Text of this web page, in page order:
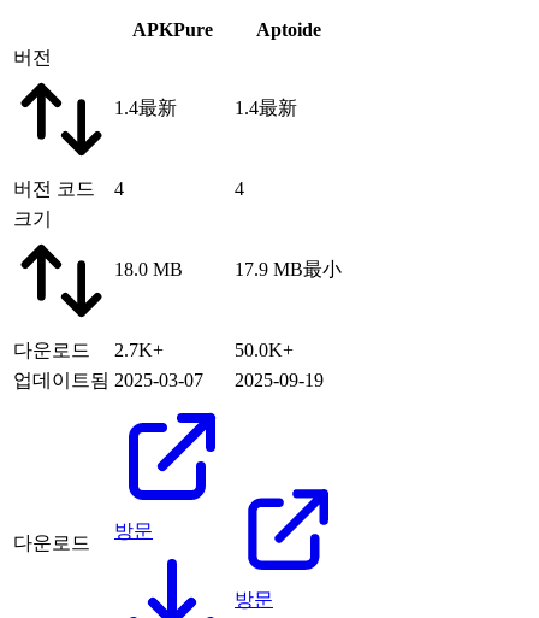
APKPure
Aptoide
버전
1.4最新 1.4最新
버전 코드 4
4
크기
18.0 MB 17.9 MB最小
다운로드 2.7K+
50.0K+
업데이트됨 2025-03-07 2025-09-19
다운로드
방문
방문